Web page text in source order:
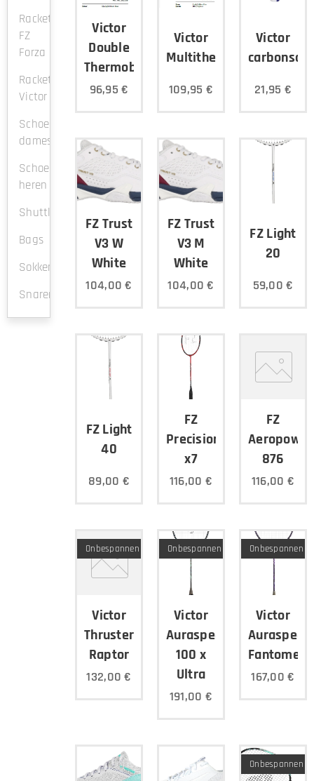
Rackets
FZ
Forza
Rackets
Victor
Schoenen
dames
Schoenen
heren
Shuttles
Bags
Sokken
Snaren
Victor
Double
Thermobag
96,95 €
Victor
Multithermobag
109,95 €
Victor
21,95 €
FZ Trust
V3 W
White
104,00 €
FZ Trust
V3 M
White
104,00 €
FZ Light
20
59,00 €
FZ Light
40
89,00 €
FZ
Precision
x7
116,00 €
FZ
Aeropower
876
116,00 €
Victor
Thruster
Raptor
Onbespannen
132,00 €
Victor
Auraspeed
100 x
Ultra
Onbespannen
191,00 €
Victor
Auraspeed
Fantome
Onbespannen
167,00 €
Onbespannen